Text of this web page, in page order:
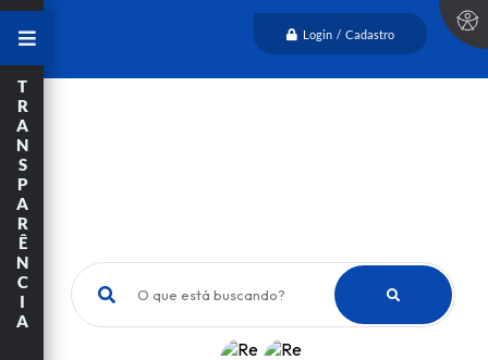
Login / Cadastro
O que está buscando?
T
R
A
N
S
P
A
R
Ê
N
C
I
A